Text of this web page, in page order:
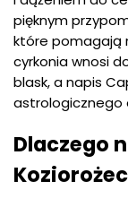
pięknym
które pomagają
cyrkonia wnosi
blask, a napis
astrologicznego
Dlaczego